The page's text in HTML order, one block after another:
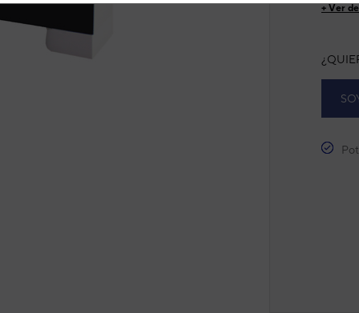
+ Ver